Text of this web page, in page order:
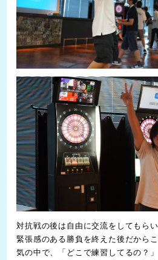
対抗戦の後は自由に交流をしてもらい
緊張感のある勝負を終えた後だから
気の中で、「どこで練習してるの？